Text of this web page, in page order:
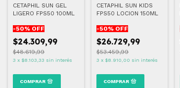
CETAPHIL SUN GEL
LIGERO FPS50 100ML
-50% OFF
$24.309,99
$48.619,99
3 x $8.103,33 sin interés
CETAPHIL SUN KIDS
FPS50 LOCION 150ML
-50% OFF
$26.729,99
$53.459,99
3 x $8.910,00 sin interés